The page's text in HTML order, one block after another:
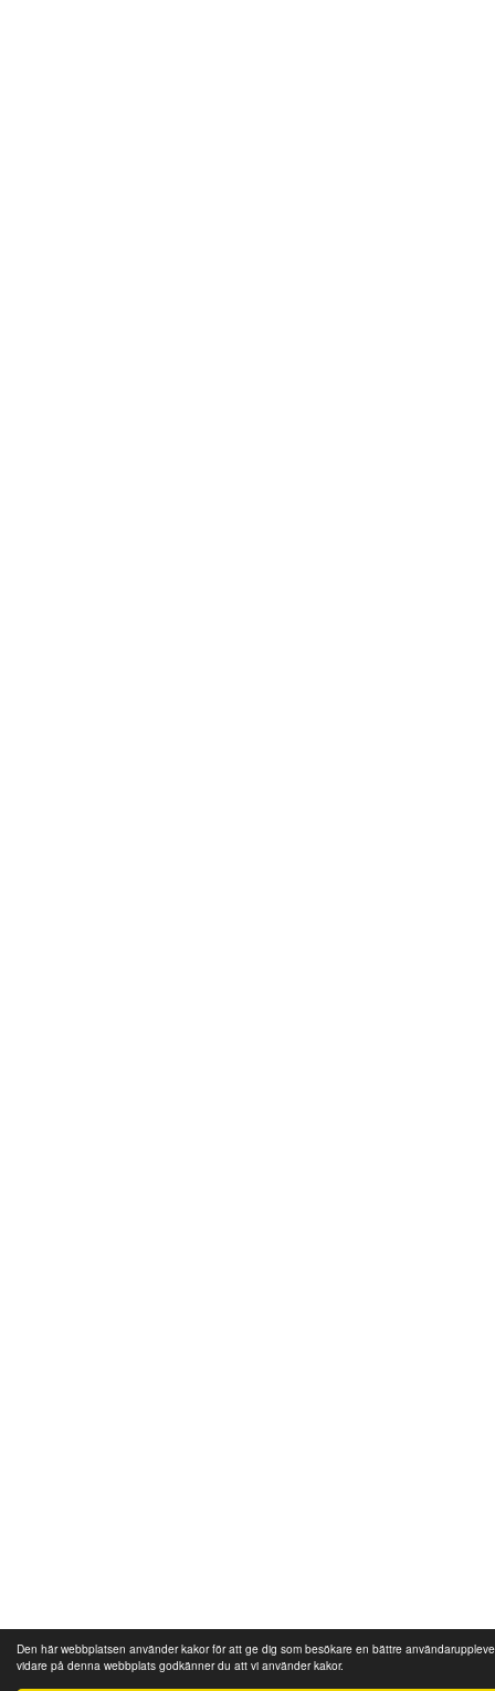
Den här webbplatsen använder kakor för att ge dig som besökare en bättre
vidare på denna webbplats godkänner du att vi använder kakor.